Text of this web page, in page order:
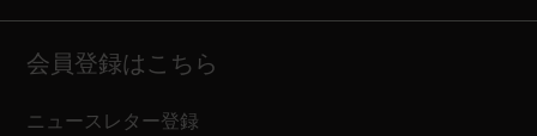
会員登録はこちら
ニュースレター登録